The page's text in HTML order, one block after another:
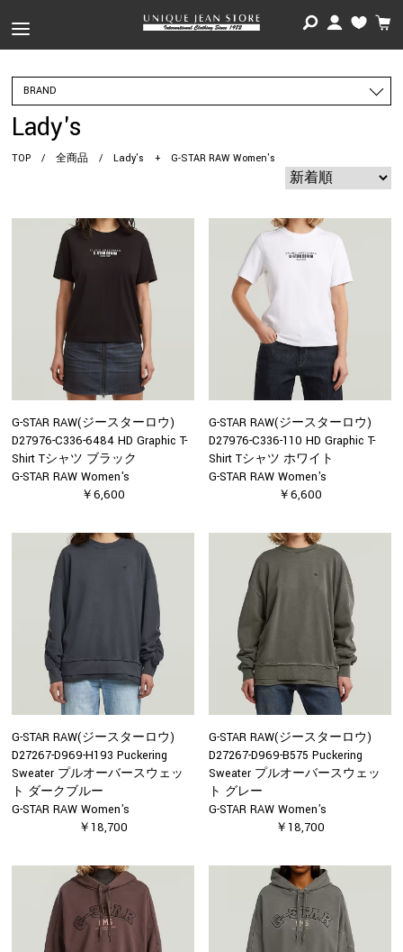
BRAND
Lady's
TOP / 全商品 / Lady's + G-STAR RAW Women's
G-STAR RAW(ジースターロウ)
D27976-C336-6484 HD Graphic T-
Shirt Tシャツ ブラック
G-STAR RAW Women's
￥6,600
G-STAR RAW(ジースターロウ)
D27976-C336-110 HD Graphic T-
Shirt Tシャツ ホワイト
G-STAR RAW Women's
￥6,600
G-STAR RAW(ジースターロウ)
D27267-D969-H193 Puckering
Sweater プルオーバースウェッ
ト ダークブルー
G-STAR RAW Women's
￥18,700
G-STAR RAW(ジースターロウ)
D27267-D969-B575 Puckering
Sweater プルオーバースウェッ
ト グレー
G-STAR RAW Women's
￥18,700